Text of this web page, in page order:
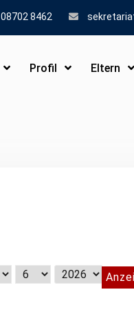
08702 8462
Profil Eltern